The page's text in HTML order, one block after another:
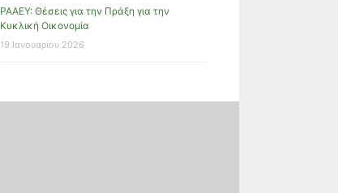
ΡΑΑΕΥ: Θέσεις για την Πράξη για την
Κυκλική Οικονομία
19 Ιανουαρίου 2026